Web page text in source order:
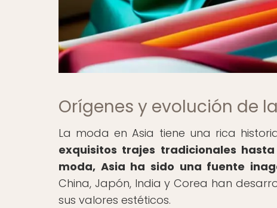
Orígenes y evolución de
La moda en Asia tiene una rica
exquisitos trajes tradicionales
moda, Asia ha sido una fuente
China, Japón, India y Corea han
sus valores estéticos.